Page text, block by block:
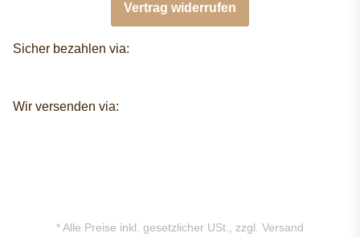
Vertrag widerrufen
Sicher bezahlen via:
Wir versenden via:
* Alle Preise inkl. gesetzlicher USt., zzgl. Versand